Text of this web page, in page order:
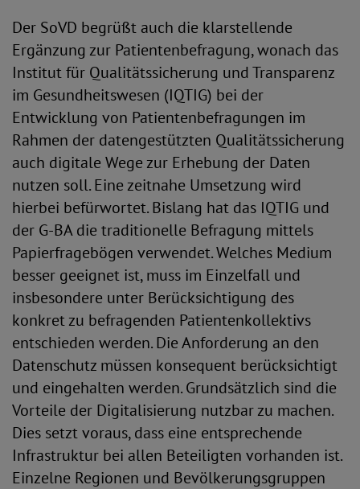
Der SoVD begrüßt auch die klarstellende
Ergänzung zur Patientenbefragung, wonach das
Institut für Qualitätssicherung und Transparenz
im Gesundheitswesen (IQTIG) bei der
Entwicklung von Patientenbefragungen im
Rahmen der datengestützten Qualitätssicherung
auch digitale Wege zur Erhebung der Daten
nutzen soll. Eine zeitnahe Umsetzung wird
hierbei befürwortet. Bislang hat das IQTIG und
der G-BA die traditionelle Befragung mittels
Papierfragebögen verwendet. Welches Medium
besser geeignet ist, muss im Einzelfall und
insbesondere unter Berücksichtigung des
konkret zu befragenden Patientenkollektivs
entschieden werden. Die Anforderung an den
Datenschutz müssen konsequent berücksichtigt
und eingehalten werden. Grundsätzlich sind die
Vorteile der Digitalisierung nutzbar zu machen.
Dies setzt voraus, dass eine entsprechende
Infrastruktur bei allen Beteiligten vorhanden ist.
Einzelne Regionen und Bevölkerungsgruppen